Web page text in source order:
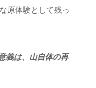
原体験として残っ
義は、山自体の再